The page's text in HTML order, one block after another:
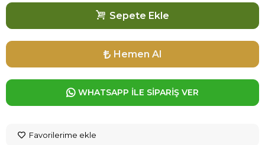
Sepete Ekle
Hemen Al
WHATSAPP İLE SİPARİŞ VER
Favorilerime ekle